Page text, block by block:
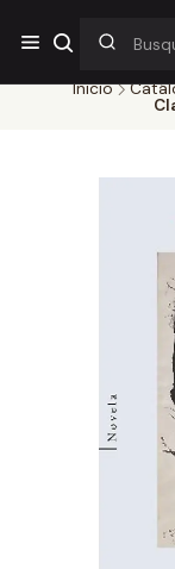
¡Por pocos días!
$38.000
Inicio